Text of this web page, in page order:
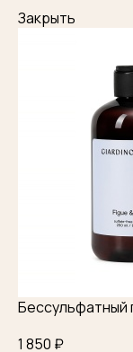
Закрыть
Бессульфатный
1 850 ₽